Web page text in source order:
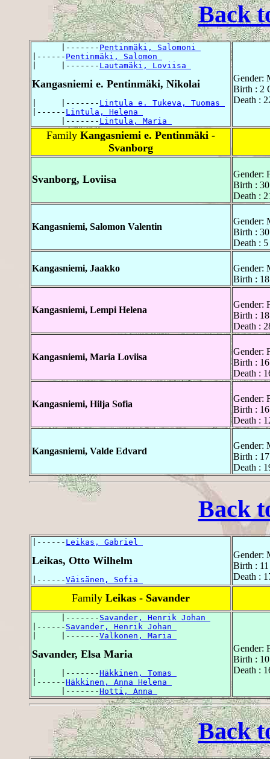
Back
      |-------
Pentinmäki, Salomoni
|------ Pentinmäki, Salomon
|     |------- Lautamäki, Loviisa
Kangasniemi e. Pentinmäki, Nikolai
|     |------- Lintula e. Tukeva, Tuomas
|------ Lintula, Helena
      |-------
Lintula, Maria
Gender:
Birth : 2
Death :
Family Kangasniemi e. Pentinmäki -
Svanborg
Svanborg, Loviisa
Gender:
Birth :
Death :
Kangasniemi, Salomon Valentin
Gender:
Birth :
Death :
Kangasniemi, Jaakko
Gender:
Birth : 18
Kangasniemi, Lempi Helena
Gender:
Birth :
Death :
Kangasniemi, Maria Loviisa
Gender:
Birth :
Death :
Kangasniemi, Hilja Sofia
Gender:
Birth : 16
Death :
Kangasniemi, Valde Edvard
Gender:
Birth :
Death :
Back
|------ Leikas, Gabriel
Leikas, Otto Wilhelm
|------Väisänen, Sofia
Gender:
Birth : 11
Death :
Family Leikas - Savander
      |-------
Savander, Henrik Johan
|------ Savander, Henrik Johan
|     |-------Valkonen, Maria
Savander, Elsa Maria
|     |-------Häkkinen, Tomas
|------Häkkinen, Anna Helena
      |-------
Hotti, Anna
Gender:
Birth :
Death :
Back